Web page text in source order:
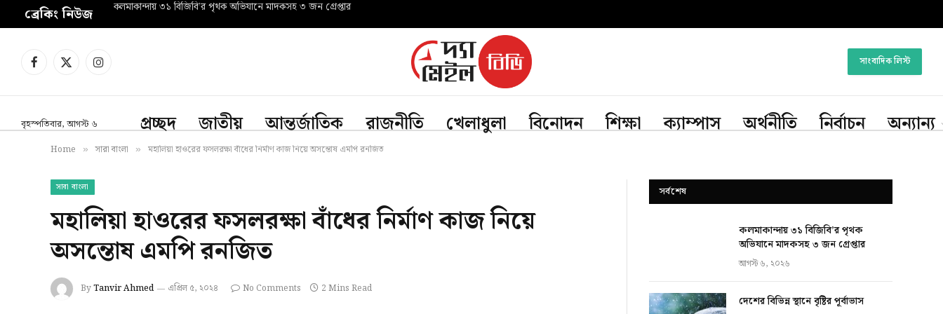
ব্রেকিং নিউজ কলমাকান্দায় ৩১ বিজিবি’র পৃথক অভিযানে মাদকসহ ৩ জন গ্রেপ্তার
Facebook
X
Instagram সাংবাদিক লিস্ট
বৃহস্পতিবার, আগস্ট ৬ প্রচ্ছদ জাতীয় আন্তর্জাতিক রাজনীতি খেলাধুলা বিনোদন শিক্ষা ক্যাম্পাস অর্থনীতি নির্বাচন অন্যান্য
Home » সারা বাংলা » মহালিয়া হাওরের ফসলরক্ষা বাঁধের নির্মাণ কাজ নিয়ে অসন্তোষ এমপি রনজিত
সারা বাংলা
মহালিয়া হাওরের ফসলরক্ষা বাঁধের নির্মাণ কাজ নিয়ে
অসন্তোষ এমপি রনজিত
ByTanvir Ahmed এপ্রিল ৫, ২০২৪ No Comments 2 Mins Read
সর্বশেষ
কলমাকান্দায় ৩১ বিজিবি’র পৃথক
অভিযানে মাদকসহ ৩ জন গ্রেপ্তার
আগস্ট ৬, ২০২৬
দেশের বিভিন্ন স্থানে বৃষ্টির পূর্বাভাস